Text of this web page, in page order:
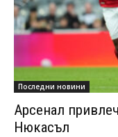
Последни новини
Арсенал
Нюкасъл